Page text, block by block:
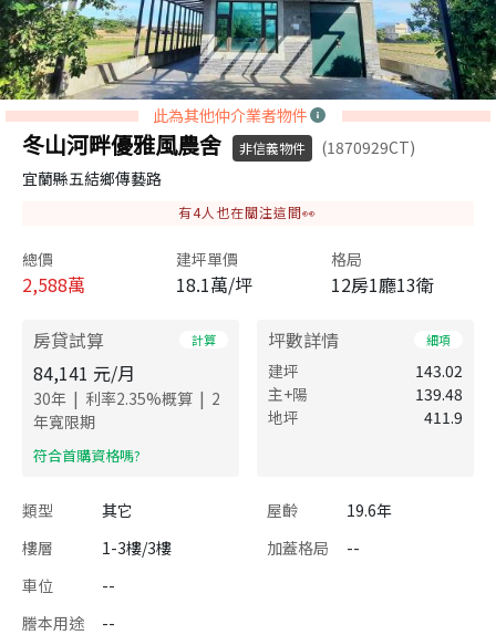
此為其他仲介業者物件
冬山河畔優雅風農舍 非信義物件
(1870929CT)
宜蘭縣五結鄉傳藝路
有4人也在關注這間👀
總價
2,588萬
建坪單價
18.1萬/坪
格局
12房1廳13衛
房貸試算 計算
84,141 元/月
30年 | 利率2.35%概算 | 2
年寬限期
​符合首購資格嗎?
坪數詳情 細項
建坪
143.02
主+陽
139.48
地坪
411.9
類型 其它 屋齡
19.6年
樓層
1-3樓/3樓 加蓋格局
--
車位
--
謄本用途
--